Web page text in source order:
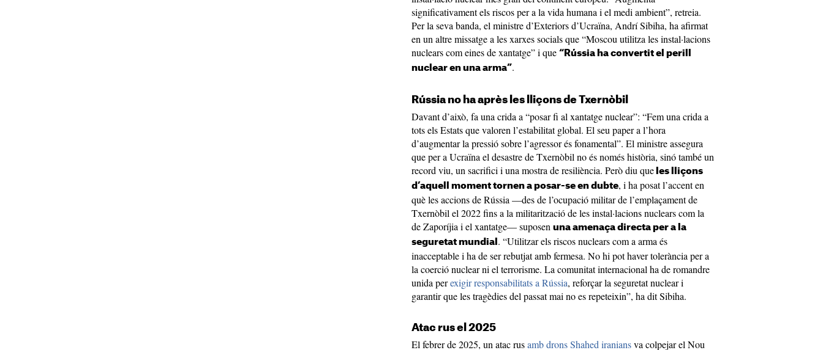
significativament els riscos per a la vida humana i el medi ambient”, retreia.
Per la seva banda, el ministre d’Exteriors d’Ucraïna, Andrí Sibiha, ha afirmat
en un altre missatge a les xarxes socials que “Moscou utilitza les instal·lacions
nuclears com eines de xantatge” i que “Rússia ha convertit el perill
nuclear en una arma”.
Rússia no ha après les lliçons de Txernòbil
Davant d’això, fa una crida a “posar fi al xantatge nuclear”: “Fem una crida a
tots els Estats que valoren l’estabilitat global. El seu paper a l’hora
d’augmentar la pressió sobre l’agressor és fonamental”. El ministre assegura
que per a Ucraïna el desastre de Txernòbil no és només història, sinó també un
record viu, un sacrifici i una mostra de resiliència. Però diu que les lliçons
d’aquell moment tornen a posar-se en dubte, i ha posat l’accent en
què les accions de Rússia —des de l’ocupació militar de l’emplaçament de
Txernòbil el 2022 fins a la militarització de les instal·lacions nuclears com la
de Zaporíjia i el xantatge— suposen una amenaça directa per a la
seguretat mundial . “Utilitzar els riscos nuclears com a arma és
inacceptable i ha de ser rebutjat amb fermesa. No hi pot haver tolerància per a
la coerció nuclear ni el terrorisme. La comunitat internacional ha de romandre
unida perexigir responsabilitats a Rússia, reforçar la seguretat nuclear i
garantir que les tragèdies del passat mai no es repeteixin”, ha dit Sibiha.
Atac rus el 2025
El febrer de 2025, un atac rusamb drons Shahed iraniansva colpejar el Nou